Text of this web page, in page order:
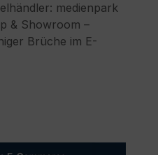
medienpark
& Showroom –
Brüche im E-